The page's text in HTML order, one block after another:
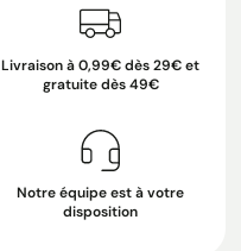
Livraison à 0,99€ dès 29€ et
gratuite dès 49€
Notre équipe est à votre
disposition